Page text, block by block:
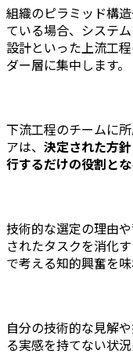
組織のピラミッド構
ている場合、システ
設計といった上流工
ダー層に集中します。
下流工程のチームに
アは、 決定された方
行するだけの役割と
技術的な選定の理由
されたタスクを消化
で考える知的興奮を
自分の技術的な見解
る実感を持てない状